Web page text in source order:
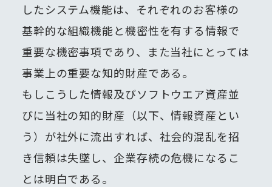
したシステム機能は、それぞれのお客様の
基幹的な組織機能と機密性を有する情報で
重要な機密事項であり、また当社にとっては
事業上の重要な知的財産である。
もしこうした情報及びソフトウエア資産並
びに当社の知的財産（以下、情報資産とい
う）が社外に流出すれば、社会的混乱を招
き信頼は失墜し、企業存続の危機になるこ
とは明白である。